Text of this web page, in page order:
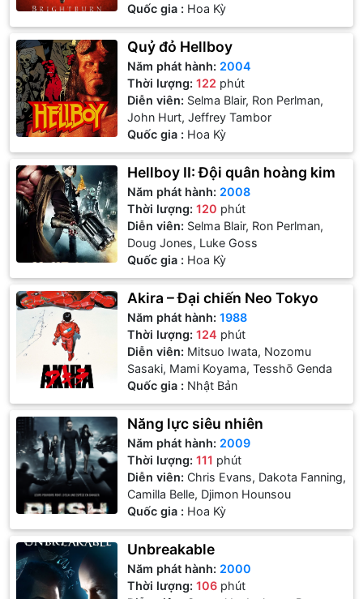
Quốc gia : Hoa Kỳ
Quỷ đỏ Hellboy
Năm phát hành: 2004
Thời lượng:122 phút
Diễn viên: Selma Blair, Ron Perlman,
John Hurt, Jeffrey Tambor
Quốc gia : Hoa Kỳ
Hellboy II: Đội quân hoàng kim
Năm phát hành: 2008
Thời lượng:120 phút
Diễn viên: Selma Blair, Ron Perlman,
Doug Jones, Luke Goss
Quốc gia : Hoa Kỳ
Akira – Đại chiến Neo Tokyo
Năm phát hành:1988
Thời lượng:124 phút
Diễn viên: Mitsuo Iwata, Nozomu
Sasaki, Mami Koyama, Tesshō Genda
Quốc gia : Nhật Bản
Năng lực siêu nhiên
Năm phát hành: 2009
Thời lượng:111 phút
Diễn viên:Chris Evans, Dakota Fanning,
Camilla Belle, Djimon Hounsou
Quốc gia : Hoa Kỳ
Unbreakable
Năm phát hành: 2000
Thời lượng:106 phút